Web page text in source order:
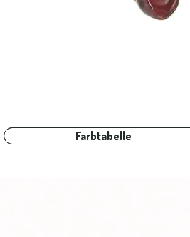
Farbtabelle
Farbtabelle